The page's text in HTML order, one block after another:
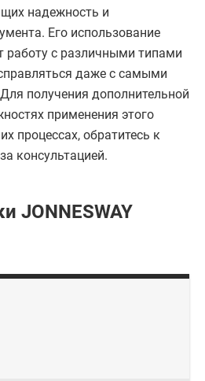
надежность и
Его использование
работу с различными типами
даже с самыми
получения дополнительной
применения этого
процессах, обратитесь к
консультацией.
JONNESWAY